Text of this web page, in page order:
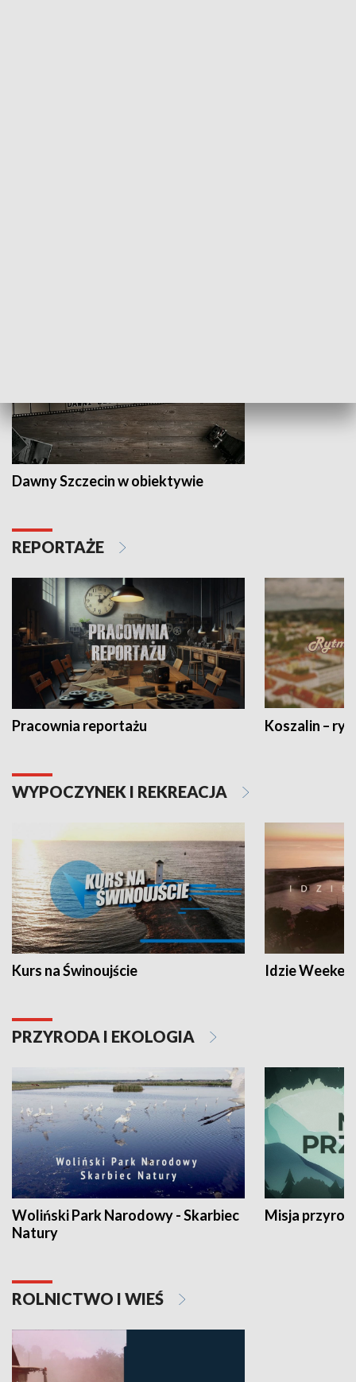
Dawny Szczecin w obiektywie
REPORTAŻE
Pracownia reportażu Koszalin –
WYPOCZYNEK I REKREACJA
Kurs na Świnoujście Idzie
PRZYRODA I EKOLOGIA
Woliński Park Narodowy - Skarbiec
Natury
Misja
ROLNICTWO I WIEŚ